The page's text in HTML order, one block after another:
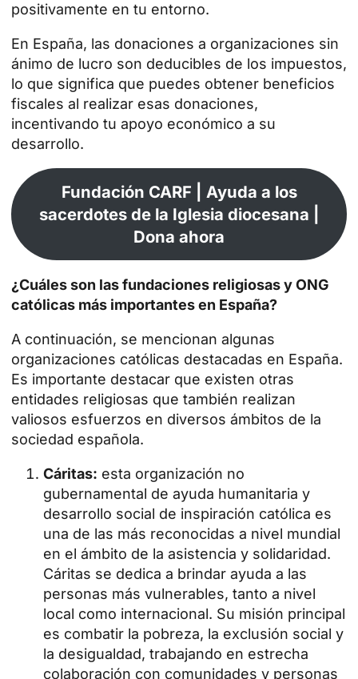
positivamente en tu entorno.
En España, las donaciones a organizaciones sin
ánimo de lucro son deducibles de los impuestos,
lo que significa que puedes obtener beneficios
fiscales al realizar esas donaciones,
incentivando tu apoyo económico a su
desarrollo.
Fundación CARF | Ayuda a los
sacerdotes de la Iglesia diocesana |
Dona ahora
¿Cuáles son las fundaciones religiosas y ONG
católicas más importantes en España?
A continuación, se mencionan algunas
organizaciones católicas destacadas en España.
Es importante destacar que existen otras
entidades religiosas que también realizan
valiosos esfuerzos en diversos ámbitos de la
sociedad española.
Cáritas: esta organización no
gubernamental de ayuda humanitaria y
desarrollo social de inspiración católica es
una de las más reconocidas a nivel mundial
en el ámbito de la asistencia y solidaridad.
Cáritas se dedica a brindar ayuda a las
personas más vulnerables, tanto a nivel
local como internacional. Su misión principal
es combatir la pobreza, la exclusión social y
la desigualdad, trabajando en estrecha
colaboración con comunidades y personas